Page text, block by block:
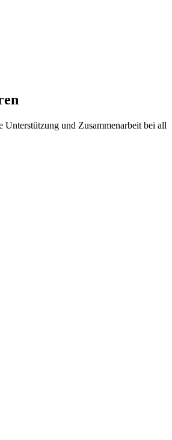
Unterstützung und Zusammenarbeit bei all